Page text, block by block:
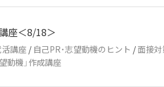
座＜8/18＞
講座 / 自己PR・志望動機のヒント /面接
動機」作成講座